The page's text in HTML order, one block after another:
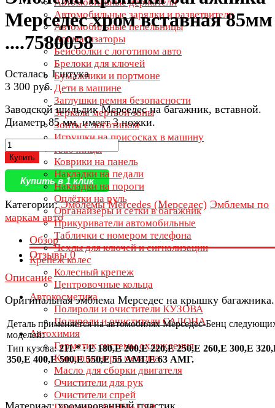
Автомобильные зарядки и разветвители
Автомобильные пепельницы
Ароматизаторы
Бейсболки с логотипом авто
Брелоки для ключей
Бумажники и портмоне
Дети в машине
Заглушки ремня безопасности
Зеркала мертвой зоны
Зонты с логотипом
Игрушки на присосках в машину
Ключницы
Коврики на панель
Накладки на педали
Накладки на пороги
Оплётки на руль
Органайзеры и сетки в багажник
Прикуриватели автомобильные
Таблички с номером телефона
Чехлы для ключей и сигнализации
Крепеж колес
Колесный крепеж
Центровочные кольца
Автокосметика
Полироли и очистители КУЗОВА
Полироли и очистители САЛОНА
Автохимия
Герметик системы охлаждения
Кондиционеры металла
Масло для сборки двигателя
Очистители для рук
Очистители спрей
Мерседес хром вставная 85мм
....7580058
Осталась 1 штука
3 300 руб.
Заводской шильдик Мерседес на багажник, вставной.
Диаметр 85 мм, имеет 3 ножки.
Купить
Купить в 1 клик
Категории:Эмблемы Mercedes (Мерседес) Эмблемы по
маркам авто
Обзор
Отзывы0
Описание
Оригинальная эмблема Мерседес на крышку багажника.
Деталь применяется на автомобилях Мерседес-Бенц
моделей:
Тип кузова:211.* : E 180,E 200,E 220,E 250,E 260,E 300,E
350,E 400,E 500,E 550,E 55 АМГ,E 63 АМГ.
Материал: хромированный пластик.